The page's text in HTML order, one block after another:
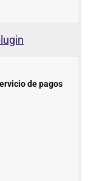
de pagos